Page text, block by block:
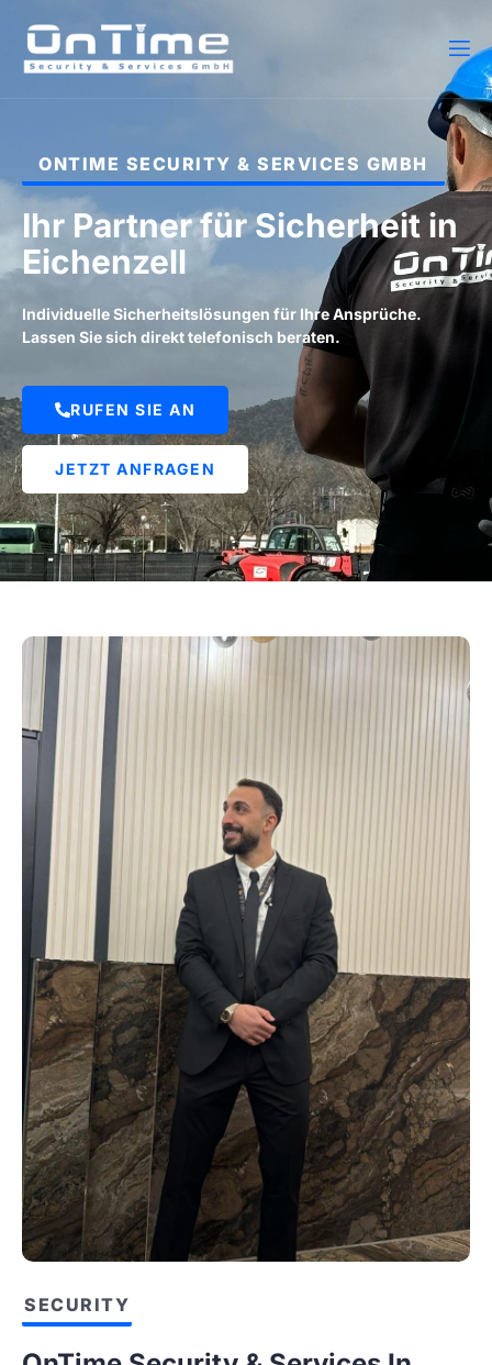
ONTIME SECURITY & SERVICES GMBH
Ihr Partner für Sicherheit in
Eichenzell
Individuelle Sicherheitslösungen für Ihre Ansprüche.
Lassen Sie sich direkt telefonisch beraten.
RUFEN SIE AN
JETZT ANFRAGEN
SECURITY